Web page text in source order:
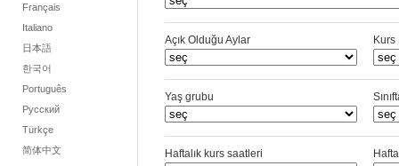
Français
Italiano
日本語
한국어
Português
Русский
Türkçe
简体中文
Açık Olduğu Aylar Kurs
Yaş grubu
Haftalık kurs saatleri